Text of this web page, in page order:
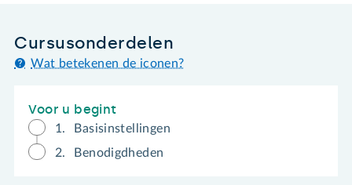
Cursusonderdelen
Wat betekenen de iconen?
Voor u begint
1.
Basisinstellingen
2.
Benodigdheden